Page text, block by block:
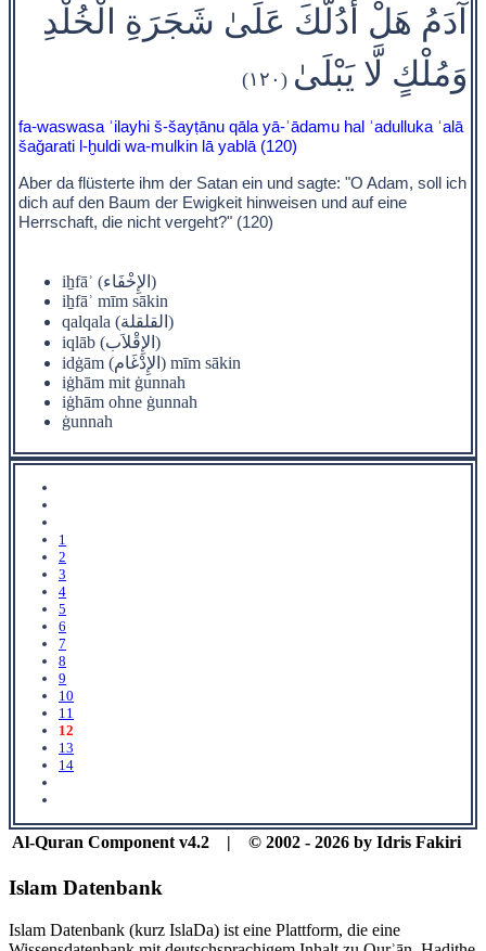
آدَمُ هَلْ أَدُلُّكَ عَلَىٰ شَجَرَةِ الْخُلْدِ
وَمُلْكٍ لَّا يَبْلَىٰ (١٢٠)
fa-waswasa ʾilayhi š-šayṭānu qāla yā-ʾādamu hal ʾadulluka ʿalā
šaǧarati l-ḫuldi wa-mulkin lā yablā (120)
Aber da flüsterte ihm der Satan ein und sagte: "O Adam, soll ich
dich auf den Baum der Ewigkeit hinweisen und auf eine
Herrschaft, die nicht vergeht?" (120)
iẖfāʾ (الإِخْفَاء)
iẖfāʾ mīm sākin
qalqala (القلقلة)
iqlāb (الإِقْلاَب)
idġām (الإِدْغَام) mīm sākin
iġhām mit ġunnah
iġhām ohne ġunnah
ġunnah
1
2
3
4
5
6
7
8
9
10
11
12
13
14
Al-Quran Component v4.2 | © 2002 - 2026 by Idris Fakiri
Islam Datenbank
Islam Datenbank (kurz IslaDa) ist eine Plattform, die eine